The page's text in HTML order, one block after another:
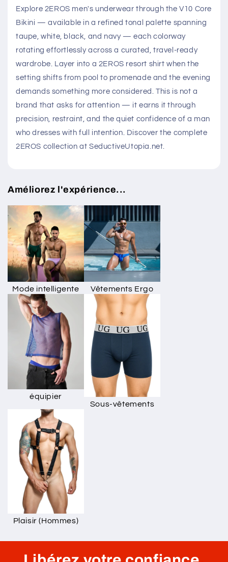
Explore 2EROS men's underwear through the V10 Core
Bikini — available in a refined tonal palette spanning
taupe, white, black, and navy — each colorway
rotating effortlessly across a curated, travel-ready
wardrobe. Layer into a 2EROS resort shirt when the
setting shifts from pool to promenade and the evening
demands something more considered. This is not a
brand that asks for attention — it earns it through
precision, restraint, and the quiet confidence of a man
who dresses with full intention. Discover the complete
2EROS collection at SeductiveUtopia.net.
Améliorez l'expérience...
Mode intelligente Vêtements Ergo
équipier
Sous-vêtements
Plaisir (Hommes)